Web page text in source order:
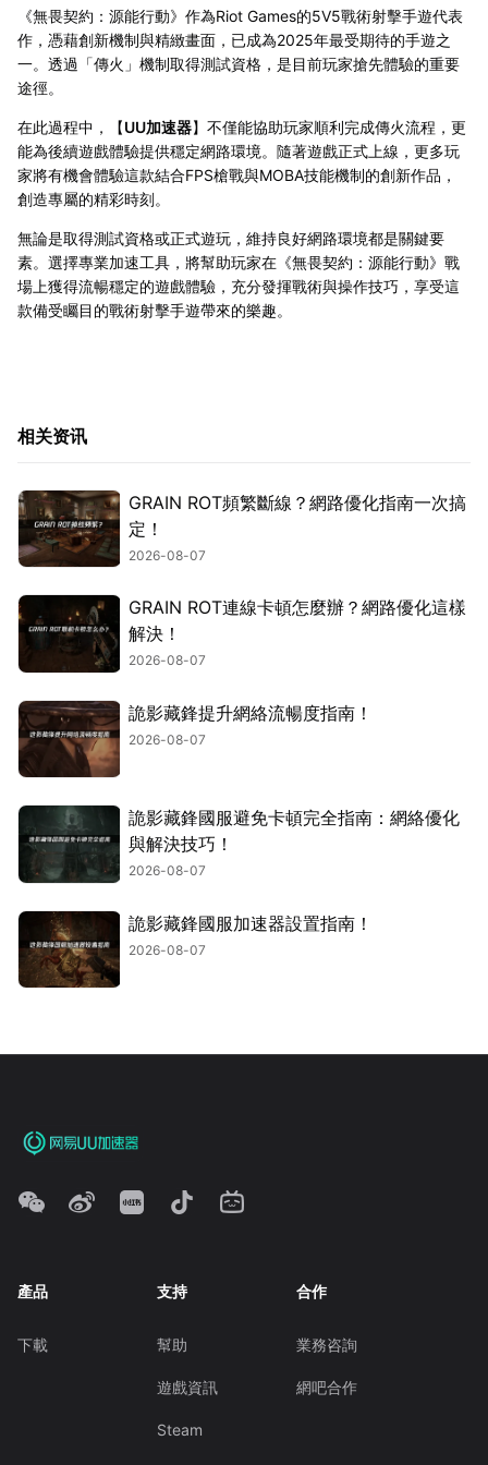
《無畏契約：源能行動》作為Riot Games的5V5戰術射擊手遊代表
作，憑藉創新機制與精緻畫面，已成為2025年最受期待的手遊之
一。透過「傳火」機制取得測試資格，是目前玩家搶先體驗的重要
途徑。
在此過程中，【UU加速器】不僅能協助玩家順利完成傳火流程，更
能為後續遊戲體驗提供穩定網路環境。隨著遊戲正式上線，更多玩
家將有機會體驗這款結合FPS槍戰與MOBA技能機制的創新作品，
創造專屬的精彩時刻。
無論是取得測試資格或正式遊玩，維持良好網路環境都是關鍵要
素。選擇專業加速工具，將幫助玩家在《無畏契約：源能行動》戰
場上獲得流暢穩定的遊戲體驗，充分發揮戰術與操作技巧，享受這
款備受矚目的戰術射擊手遊帶來的樂趣。
相关资讯
GRAIN ROT頻繁斷線？網路優化指南一次搞
定！
2026-08-07
GRAIN ROT連線卡頓怎麼辦？網路優化這樣
解決！
2026-08-07
詭影藏鋒提升網絡流暢度指南！
2026-08-07
詭影藏鋒國服避免卡頓完全指南：網絡優化
與解決技巧！
2026-08-07
詭影藏鋒國服加速器設置指南！
2026-08-07
產品
下載
支持
幫助
遊戲資訊
Steam
合作
業務咨詢
網吧合作